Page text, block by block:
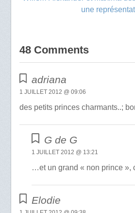
une
48 Comments
adriana
1 JUILLET 2012 @ 09:06
des petits princes charmants..;
G de G
1 JUILLET 2012 @ 13:21
…et un grand « non prince »,
Elodie